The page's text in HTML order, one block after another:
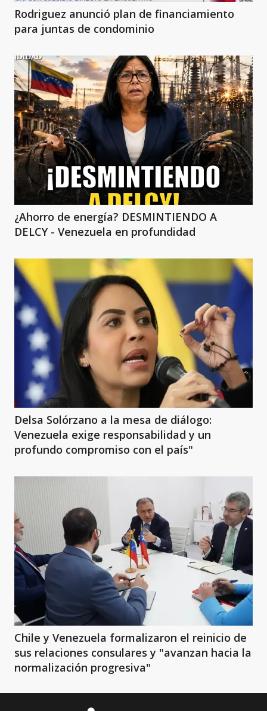
Rodriguez anunció plan de financiamiento
para juntas de condominio
¿Ahorro de energía? DESMINTIENDO A
DELCY - Venezuela en profundidad
Delsa Solórzano a la mesa de diálogo:
Venezuela exige responsabilidad y un
profundo compromiso con el país"
Chile y Venezuela formalizaron el reinicio de
sus relaciones consulares y "avanzan hacia la
normalización progresiva"